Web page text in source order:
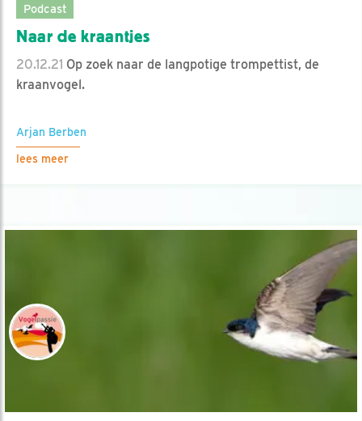
Podcast
Naar de kraantjes
20.12.21 Op zoek naar de langpotige trompettist, de
kraanvogel.
Arjan Berben
lees meer